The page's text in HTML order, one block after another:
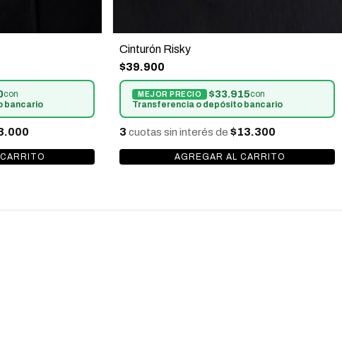
con
bancario
Cinturón Risky
$39.900
$33.915con
Transferencia o depósito bancario
3 cuotas sin interés de$13.300